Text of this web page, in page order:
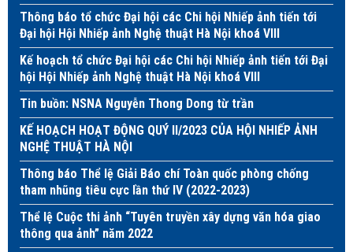
Thông báo tổ chức Đại hội các Chi hội Nhiếp ảnh tiến tới
Đại hội Hội Nhiếp ảnh Nghệ thuật Hà Nội khoá VIII
Kế hoạch tổ chức Đại hội các Chi hội Nhiếp ảnh tiến tới Đại
hội Hội Nhiếp ảnh Nghệ thuật Hà Nội khoá VIII
Tin buồn: NSNA Nguyễn Thong Dong từ trần
KẾ HOẠCH HOẠT ĐỘNG QUÝ II/2023 CỦA HỘI NHIẾP ẢNH
NGHỆ THUẬT HÀ NỘI
Thông báo Thể lệ Giải Báo chí Toàn quốc phòng chống
tham nhũng tiêu cực lần thứ IV (2022-2023)
Thể lệ Cuộc thi ảnh “Tuyên truyền xây dựng văn hóa giao
thông qua ảnh” năm 2022